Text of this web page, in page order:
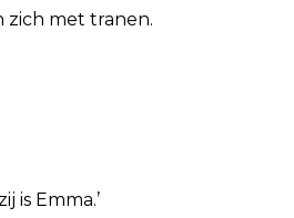
zich met tranen.
is Emma.’